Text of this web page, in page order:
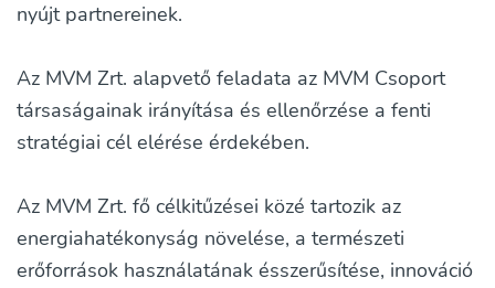
nyújt partnereinek.
Az MVM Zrt. alapvető feladata az MVM Csoport
társaságainak irányítása és ellenőrzése a fenti
stratégiai cél elérése érdekében.
Az MVM Zrt. fő célkitűzései közé tartozik az
energiahatékonyság növelése, a természeti
erőforrások használatának ésszerűsítése, innováció